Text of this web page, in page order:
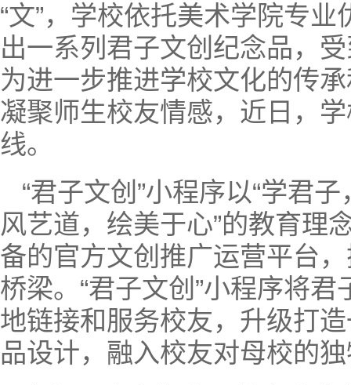
“文”，学校依托美术学院专
出一系列君子文创纪念品，
为进一步推进学校文化的传
凝聚师生校友情感，近日，
线。
“君子文创”小程序以“学君
风艺道，绘美于心”的教育理
备的官方文创推广运营平台
桥梁。“君子文创”小程序将
地链接和服务校友，升级打
品设计，融入校友对母校的